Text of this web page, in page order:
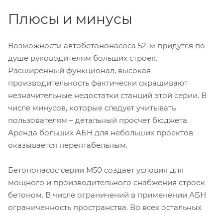
Плюсы и минусы
Возможности автобетононасоса 52-м придутся по
душе руководителям больших строек.
Расширенный функционал, высокая
производительность фактически скрашивают
незначительные недостатки станций этой серии. В
числе минусов, которые следует учитывать
пользователям – детальный просчет бюджета.
Аренда больших АБН для небольших проектов
оказывается нерентабельным.
Бетононасос серии М50 создает условия для
мощного и производительного снабжения строек
бетоном. В числе ограничений в применении АБН
ограниченность пространства. Во всех остальных